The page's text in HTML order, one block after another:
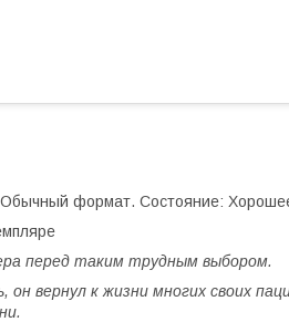
формат. Состояние:
перед таким трудным выбором.
вернул к жизни многих своих